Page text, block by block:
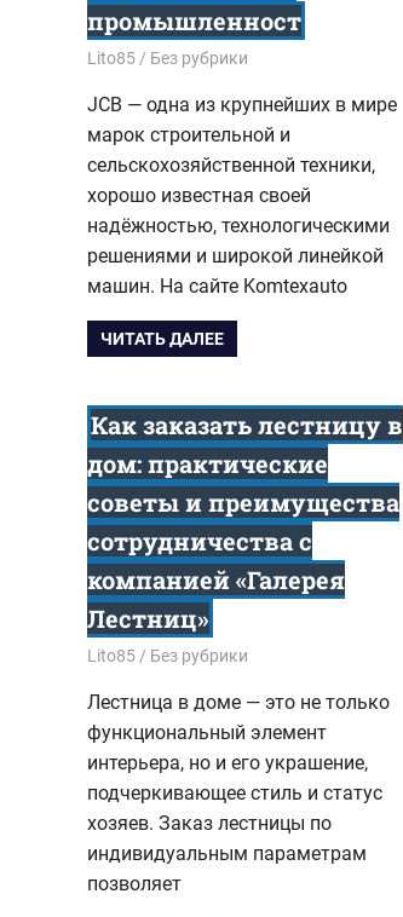
промышленност
31.12.2025
Lito85 Без рубрики
JCB — одна из крупнейших в мире
марок строительной и
сельскохозяйственной техники,
хорошо известная своей
надёжностью, технологическими
решениями и широкой линейкой
машин. На сайте Komtexauto
ЧИТАТЬ ДАЛЕЕ
Как заказать лестницу в
дом: практические
советы и преимущества
сотрудничества с
компанией «Галерея
Лестниц»
17.12.2025
Lito85 Без рубрики
Лестница в доме — это не только
функциональный элемент
интерьера, но и его украшение,
подчеркивающее стиль и статус
хозяев. Заказ лестницы по
индивидуальным параметрам
позволяет